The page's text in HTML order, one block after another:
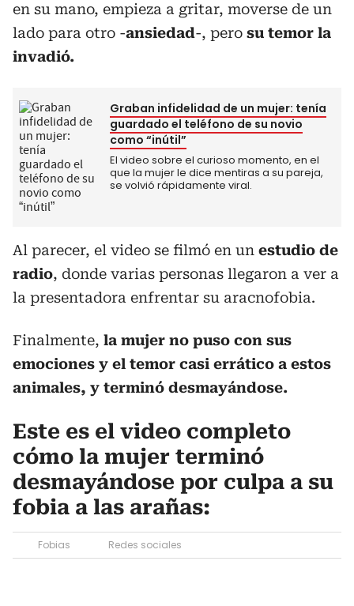
en su mano, empieza a gritar, moverse de un
lado para otro -ansiedad-, pero su temor la
invadió.
Graban infidelidad de un mujer: tenía
guardado el teléfono de su novio
como “inútil”
El video sobre el curioso momento, en el
que la mujer le dice mentiras a su pareja,
se volvió rápidamente viral.
Al parecer, el video se filmó en un estudio de
radio, donde varias personas llegaron a ver a
la presentadora enfrentar su aracnofobia.
Finalmente, la mujer no puso con sus
emociones y el temor casi errático a estos
animales, y terminó desmayándose.
Este es el video completo
cómo la mujer terminó
desmayándose por culpa a su
fobia a las arañas:
Fobias Redes sociales